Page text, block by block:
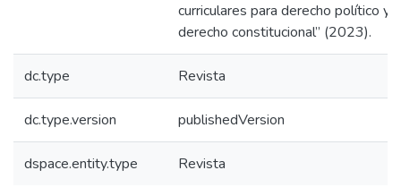
curriculares para derecho político y
derecho constitucional” (2023).
dc.type Revista
dc.type.version publishedVersion
dspace.entity.type Revista